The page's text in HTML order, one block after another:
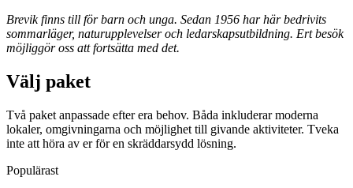
Brevik finns till för barn och unga. Sedan 1956 har här bedrivits
sommarläger, naturupplevelser och ledarskapsutbildning. Ert besök
möjliggör oss att fortsätta med det.
Välj paket
Två paket anpassade efter era behov. Båda inkluderar moderna
lokaler, omgivningarna och möjlighet till givande aktiviteter. Tveka
inte att höra av er för en skräddarsydd lösning.
Populärast